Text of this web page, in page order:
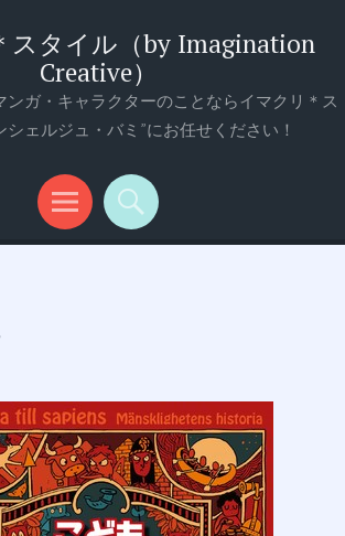
スタイル（by Imagination
Creative）
ンガ・キャラクターのことならイマクリ＊ス
ェルジュ・バミ”にお任せください！